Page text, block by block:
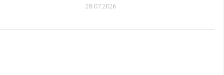
28.07.2026